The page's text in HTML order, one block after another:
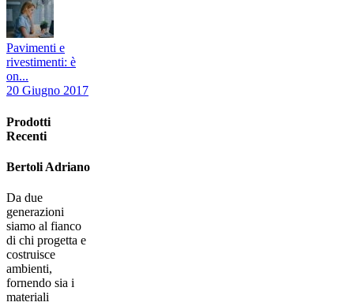
Pavimenti e
rivestimenti: è
on...
20 Giugno 2017
Prodotti
Recenti
Bertoli Adriano
Da due
generazioni
siamo al fianco
di chi progetta e
costruisce
ambienti,
fornendo sia i
materiali